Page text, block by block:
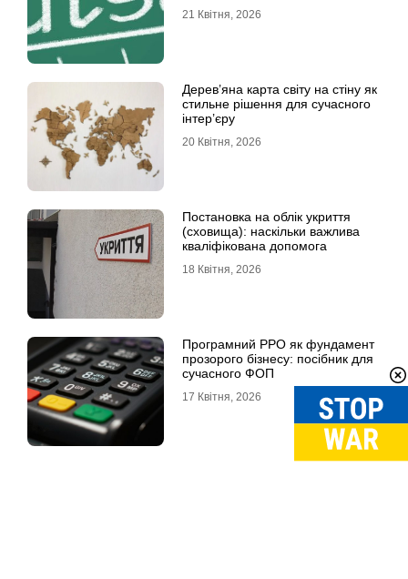
21 Квітня, 2026
Дерев’яна карта світу на стіну як
стильне рішення для сучасного
інтер’єру
20 Квітня, 2026
Постановка на облік укриття
(сховища): наскільки важлива
кваліфікована допомога
18 Квітня, 2026
Програмний РРО як фундамент
прозорого бізнесу: посібник для
сучасного ФОП
17 Квітня, 2026